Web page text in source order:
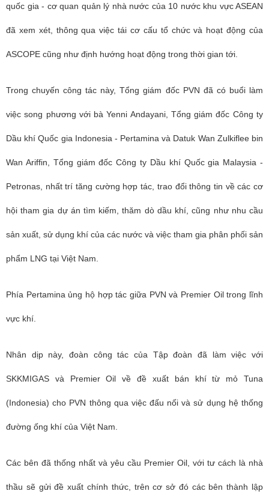
quốc gia - cơ quan quản lý nhà nước của 10 nước khu vực ASEAN
đã xem xét, thông qua việc tái cơ cấu tổ chức và hoạt động của
ASCOPE cũng như định hướng hoạt động trong thời gian tới.
Trong chuyến công tác này, Tổng giám đốc PVN đã có buổi làm
việc song phương với bà Yenni Andayani, Tổng giám đốc Công ty
Dầu khí Quốc gia Indonesia - Pertamina và Datuk Wan Zulkiflee bin
Wan Ariffin, Tổng giám đốc Công ty Dầu khí Quốc gia Malaysia -
Petronas, nhất trí tăng cường hợp tác, trao đổi thông tin về các cơ
hội tham gia dự án tìm kiếm, thăm dò dầu khí, cũng như nhu cầu
sản xuất, sử dụng khí của các nước và việc tham gia phân phối sản
phẩm LNG tại Việt Nam.
Phía Pertamina ủng hộ hợp tác giữa PVN và Premier Oil trong lĩnh
vực khí.
Nhân dịp này, đoàn công tác của Tập đoàn đã làm việc với
SKKMIGAS và Premier Oil về đề xuất bán khí từ mỏ Tuna
(Indonesia) cho PVN thông qua việc đấu nối và sử dụng hệ thống
đường ống khí của Việt Nam.
Các bên đã thống nhất và yêu cầu Premier Oil, với tư cách là nhà
thầu sẽ gửi đề xuất chính thức, trên cơ sở đó các bên thành lập